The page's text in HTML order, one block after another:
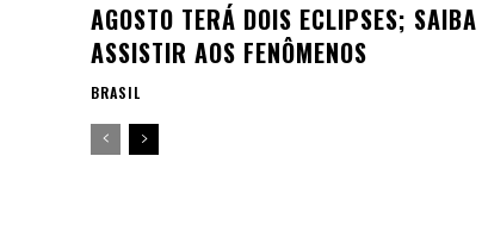
AGOSTO TERÁ DOIS ECLIPSES; SAIBA
ASSISTIR AOS FENÔMENOS
BRASIL